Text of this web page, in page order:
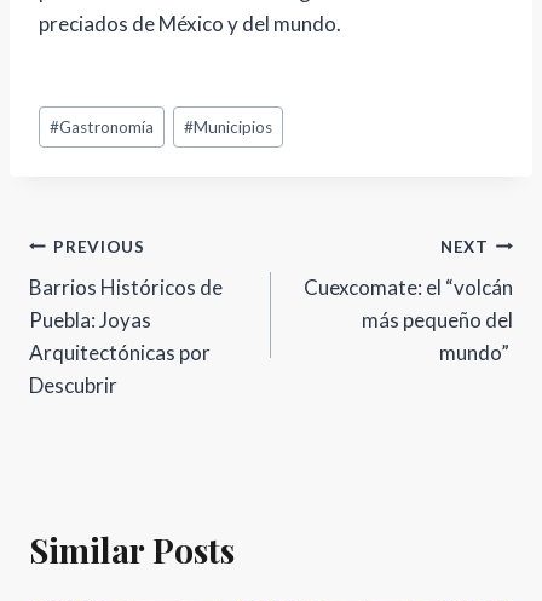
preciados de México y del mundo.
Post
Tags:
#Gastronomía #Municipios
Navegación
de
entradas
PREVIOUS
Barrios Históricos de
Puebla: Joyas
Arquitectónicas por
Descubrir
NEXT
Cuexcomate: el “volcán
más pequeño del
mundo”
Similar Posts